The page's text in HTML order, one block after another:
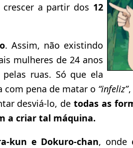
a partir dos 12
. Assim, não existindo
mulheres de 24 anos
ruas. Só que ela
com pena de matar o “infeliz”,
desviá-lo, detodas as
a criar tal máquina.
kun e Dokuro-chan, onde